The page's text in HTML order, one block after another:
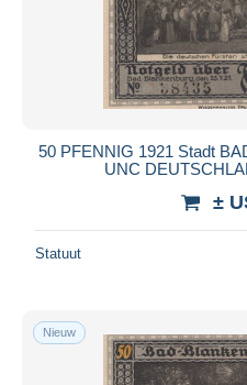
50 PFENNIG 1921 Stadt
UNC
±
Statuut
Nieuw